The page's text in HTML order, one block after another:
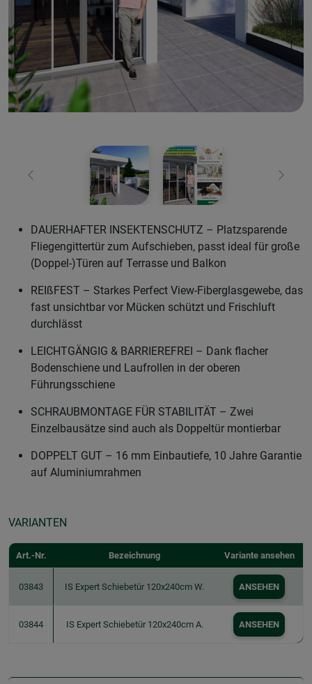
Zurück Weiter
DAUERHAFTER INSEKTENSCHUTZ – Platzsparende
Fliegengittertür zum Aufschieben, passt ideal für große
(Doppel-)Türen auf Terrasse und Balkon
REIßFEST – Starkes Perfect View-Fiberglasgewebe, das
fast unsichtbar vor Mücken schützt und Frischluft
durchlässt
LEICHTGÄNGIG & BARRIEREFREI – Dank flacher
Bodenschiene und Laufrollen in der oberen
Führungsschiene
SCHRAUBMONTAGE FÜR STABILITÄT – Zwei
Einzelbausätze sind auch als Doppeltür montierbar
DOPPELT GUT – 16 mm Einbautiefe, 10 Jahre Garantie
auf Aluminiumrahmen
VARIANTEN
Art.-Nr. Bezeichnung Variante ansehen
03843 IS Expert Schiebetür 120x240cm W. ANSEHEN
03844 IS Expert Schiebetür 120x240cm A. ANSEHEN